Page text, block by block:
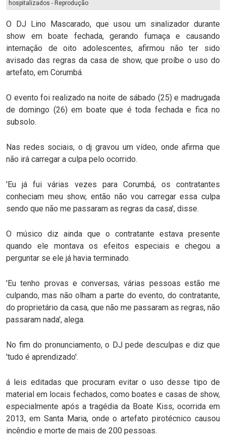
hospitalizados - Reprodução
O DJ Lino Mascarado, que usou um sinalizador durante
show em boate fechada, gerando fumaça e causando
internação de oito adolescentes, afirmou não ter sido
avisado das regras da casa de show, que proíbe o uso do
artefato, em Corumbá.
O evento foi realizado na noite de sábado (25) e madrugada
de domingo (26) em boate que é toda fechada e fica no
subsolo.
Nas redes sociais, o dj gravou um vídeo, onde afirma que
não irá carregar a culpa pelo ocorrido.
'Eu já fui várias vezes para Corumbá, os contratantes
conheciam meu show, então não vou carregar essa culpa
sendo que não me passaram as regras da casa', disse.
O músico diz ainda que o contratante estava presente
quando ele montava os efeitos especiais e chegou a
perguntar se ele já havia terminado.
'Eu tenho provas e conversas, várias pessoas estão me
culpando, mas não olham a parte do evento, do contratante,
do proprietário da casa, que não me passaram as regras, não
passaram nada', alega.
No fim do pronunciamento, o DJ pede desculpas e diz que
'tudo é aprendizado'.
á leis editadas que procuram evitar o uso desse tipo de
material em locais fechados, como boates e casas de show,
especialmente após a tragédia da Boate Kiss, ocorrida em
2013, em Santa Maria, onde o artefato pirotécnico causou
incêndio e morte de mais de 200 pessoas.